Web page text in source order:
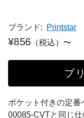
ブランド: Printstar
¥856 （税込）〜
プ
ポケット付きの定
00085-CVTと同じ